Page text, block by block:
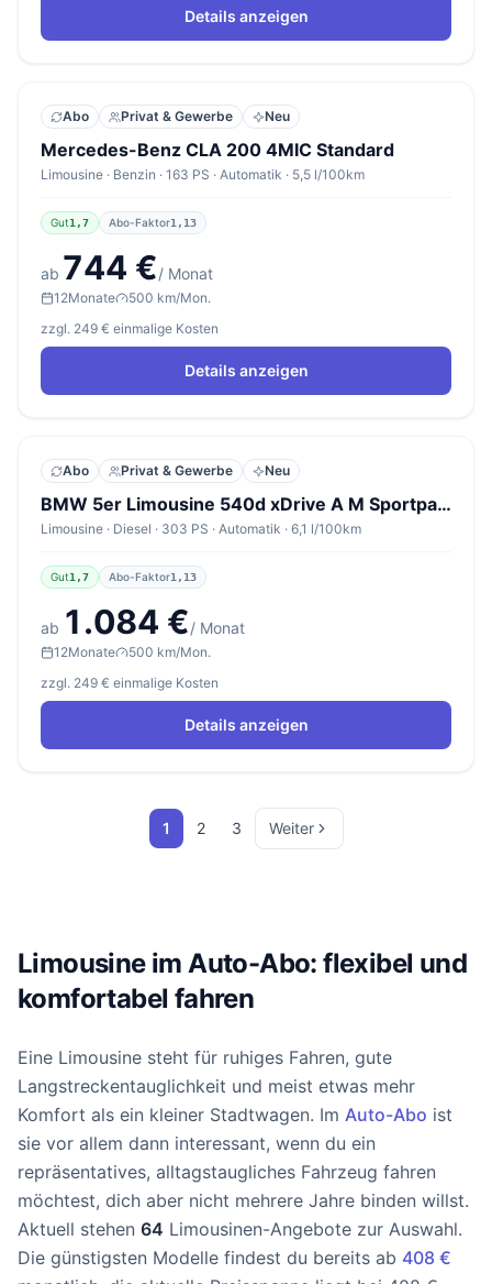
Details anzeigen
Abo Privat & Gewerbe Neu
Mercedes-Benz CLA 200 4MIC Standard
Limousine · Benzin · 163 PS · Automatik · 5,5 l/100km
Gut1,7 Abo-Faktor1,13
ab 744 €/ Monat
12Monate
500 km/Mon.
zzgl. 249 € einmalige Kosten
Details anzeigen
Abo Privat & Gewerbe Neu
BMW 5er Limousine 540d xDrive A M Sportpaket Pro
Limousine · Diesel · 303 PS · Automatik · 6,1 l/100km
Gut1,7 Abo-Faktor1,13
ab 1.084 €/ Monat
12Monate
500 km/Mon.
zzgl. 249 € einmalige Kosten
Details anzeigen
1 2 3 Weiter
Limousine im Auto-Abo: flexibel und
komfortabel fahren
Eine Limousine steht für ruhiges Fahren, gute
Langstreckentauglichkeit und meist etwas mehr
Komfort als ein kleiner Stadtwagen. Im Auto-Abo ist
sie vor allem dann interessant, wenn du ein
repräsentatives, alltagstaugliches Fahrzeug fahren
möchtest, dich aber nicht mehrere Jahre binden willst.
Aktuell stehen 64 Limousinen-Angebote zur Auswahl.
Die günstigsten Modelle findest du bereits ab 408 €